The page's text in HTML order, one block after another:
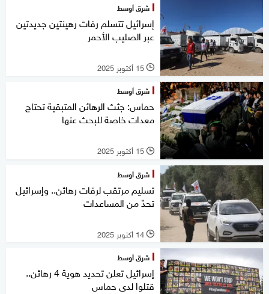
شرق أوسط
إسرائيل تتسلم رفات رهينتين جديدتين
عبر الصليب الأحمر
l 15 أكتوبر 2025
شرق أوسط
حماس: جثث الرهائن المتبقية تحتاج
معدات خاصة للبحث عنها
l 15 أكتوبر 2025
شرق أوسط
تسليم مرتقب لرفات رهائن.. وإسرائيل
تحدّ من المساعدات
l 14 أكتوبر 2025
شرق أوسط
إسرائيل تعلن تحديد هوية 4 رهائن..
قتلوا لدى حماس